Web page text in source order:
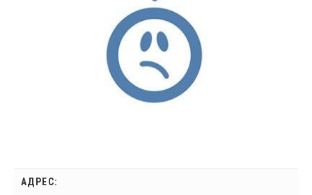
АДРЕС: